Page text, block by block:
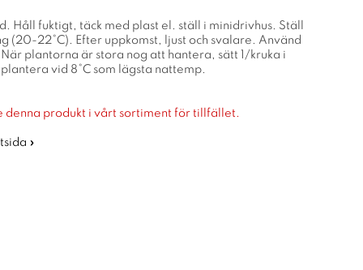
Håll fuktigt, täck med plast el. ställ i minidrivhus. Ställ
(20-22°C). Efter uppkomst, ljust och svalare. Använd
plantorna är stora nog att hantera, sätt 1/kruka i
vid 8°C som lägsta nattemp.
denna produkt i vårt sortiment för tillfället.
»